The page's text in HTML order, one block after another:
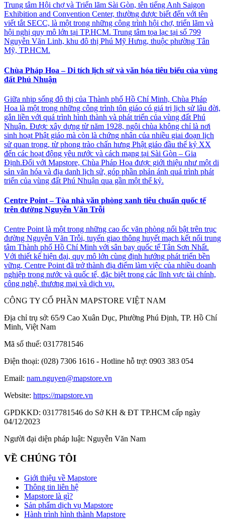
Trung tâm Hội chợ và Triển lãm Sài Gòn, tên tiếng Anh Saigon
Exhibition and Convention Center, thường được biết đến với tên
viết tắt SECC, là một trong những công trình hội chợ, triển lãm và
hội nghị quy mô lớn tại TP.HCM. Trung tâm tọa lạc tại số 799
Nguyễn Văn Linh, khu đô thị Phú Mỹ Hưng, thuộc phường Tân
Mỹ, TP.HCM.
Chùa Pháp Hoa – Di tích lịch sử và văn hóa tiêu biểu của vùng
đất Phú Nhuận
Giữa nhịp sống đô thị của Thành phố Hồ Chí Minh, Chùa Pháp
Hoa là một trong những công trình tôn giáo có giá trị lịch sử lâu đời,
gắn liền với quá trình hình thành và phát triển của vùng đất Phú
Nhuận. Được xây dựng từ năm 1928, ngôi chùa không chỉ là nơi
sinh hoạt Phật giáo mà còn là chứng nhân của nhiều giai đoạn lịch
sử quan trọng, từ phong trào chấn hưng Phật giáo đầu thế kỷ XX
đến các hoạt động yêu nước và cách mạng tại Sài Gòn – Gia
Định.Đối với Mapstore, Chùa Pháp Hoa được giới thiệu như một di
sản văn hóa và địa danh lịch sử, góp phần phản ánh quá trình phát
triển của vùng đất Phú Nhuận qua gần một thế kỷ.
Centre Point – Tòa nhà văn phòng xanh tiêu chuẩn quốc tế
trên đường Nguyễn Văn Trỗi
Centre Point là một trong những cao ốc văn phòng nổi bật trên trục
đường Nguyễn Văn Trỗi, tuyến giao thông huyết mạch kết nối trung
tâm Thành phố Hồ Chí Minh với sân bay quốc tế Tân Sơn Nhất.
Với thiết kế hiện đại, quy mô lớn cùng định hướng phát triển bền
vững, Centre Point đã trở thành địa điểm làm việc của nhiều doanh
nghiệp trong nước và quốc tế, đặc biệt trong các lĩnh vực tài chính,
công nghệ, thương mại và dịch vụ.
CÔNG TY CỔ PHẦN MAPSTORE VIỆT NAM
Địa chỉ trụ sở: 65/9 Cao Xuân Dục, Phường Phú Định, TP. Hồ Chí
Minh, Việt Nam
Mã số thuế: 0317781546
Điện thoại: (028) 7306 1616 - Hotline hỗ trợ: 0903 383 054
Email: nam.nguyen@mapstore.vn
Website: https://mapstore.vn
GPDKKD: 0317781546 do Sở KH & ĐT TP.HCM cấp ngày
04/12/2023
Người đại diện pháp luật: Nguyễn Văn Nam
VỀ CHÚNG TÔI
Giới thiệu về Mapstore
Thông tin liên hệ
Mapstore là gì?
Sản phẩm dịch vụ Mapstore
Hành trình hình thành Mapstore